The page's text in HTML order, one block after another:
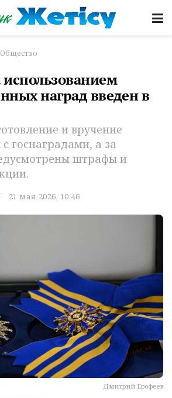
Общество
использованием
наград введен в
и вручение
госнаградами, а за
штрафы и
21 мая 2026, 10:46
Дмитрий Ерофеев